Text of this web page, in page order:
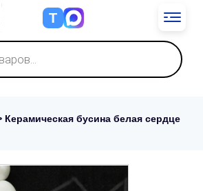
Т
Керамическая бусина белая сердце